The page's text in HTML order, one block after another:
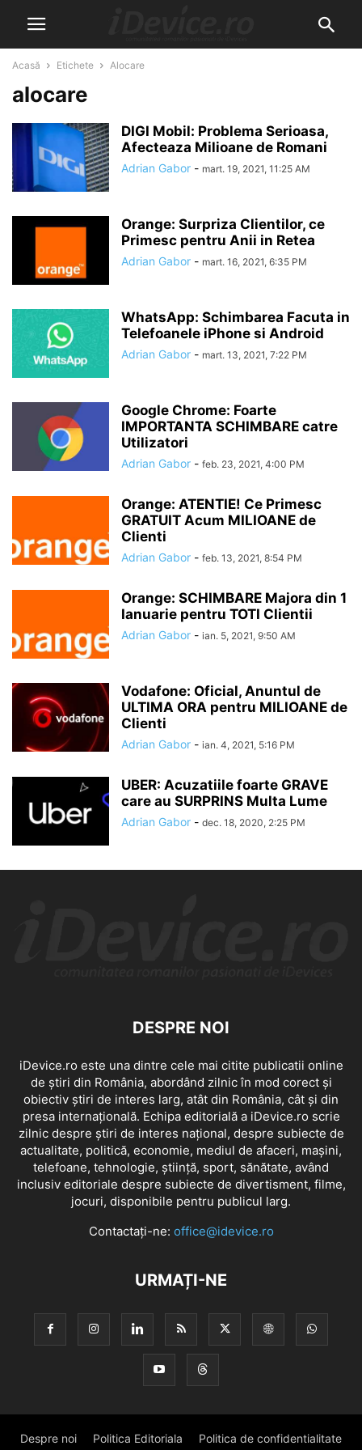
Acasă Etichete Alocare
alocare
DIGI Mobil: Problema Serioasa,
Afecteaza Milioane de Romani
Adrian Gabor - mart. 19, 2021, 11:25 AM
Orange: Surpriza Clientilor, ce
Primesc pentru Anii in Retea
Adrian Gabor - mart. 16, 2021, 6:35 PM
WhatsApp: Schimbarea Facuta in
Telefoanele iPhone si Android
Adrian Gabor - mart. 13, 2021, 7:22 PM
Google Chrome: Foarte
IMPORTANTA SCHIMBARE catre
Utilizatori
Adrian Gabor - feb. 23, 2021, 4:00 PM
Orange: ATENTIE! Ce Primesc
GRATUIT Acum MILIOANE de
Clienti
Adrian Gabor - feb. 13, 2021, 8:54 PM
Orange: SCHIMBARE Majora din 1
Ianuarie pentru TOTI Clientii
Adrian Gabor - ian. 5, 2021, 9:50 AM
Vodafone: Oficial, Anuntul de
ULTIMA ORA pentru MILIOANE de
Clienti
Adrian Gabor - ian. 4, 2021, 5:16 PM
UBER: Acuzatiile foarte GRAVE
care au SURPRINS Multa Lume
Adrian Gabor - dec. 18, 2020, 2:25 PM
DESPRE NOI
iDevice.ro este una dintre cele mai citite publicatii online
de știri din România, abordând zilnic în mod corect și
obiectiv știri de interes larg, atât din România, cât și din
presa internațională. Echipa editorială a iDevice.ro scrie
zilnic despre știri de interes național, despre subiecte de
actualitate, politică, economie, mediul de afaceri, mașini,
telefoane, tehnologie, știință, sport, sănătate, având
inclusiv editoriale despre subiecte de divertisment, filme,
jocuri, disponibile pentru publicul larg.
Contactați-ne: office@idevice.ro
URMAȚI-NE
Despre noi Politica Editoriala Politica de confidentialitate